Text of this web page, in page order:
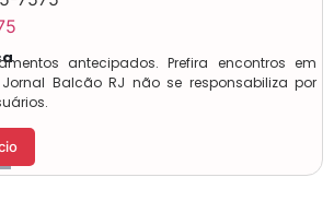
antecipados. Prefira encontros em
Balcão RJ não se responsabiliza por